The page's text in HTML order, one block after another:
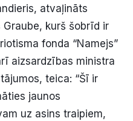
atvaļināts
kurš šobrīd ir
fonda “Namejs”
aizsardzības ministra
teica: “Šī ir
jaunos
uz asins traipiem,